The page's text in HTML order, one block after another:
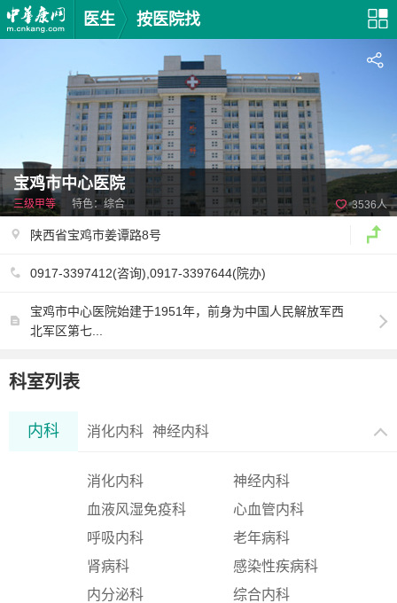
医生 按医院找
3536人
宝鸡市中心医院
三级甲等特色：综合
陕西省宝鸡市姜谭路8号
0917-3397412(咨询),0917-3397644(院办)
宝鸡市中心医院始建于1951年，前身为中国人民解放军西
北军区第七...
科室列表
内科 消化内科 神经内科
消化内科
神经内科
血液风湿免疫科
心血管内科
呼吸内科
老年病科
肾病科
感染性疾病科
内分泌科
综合内科